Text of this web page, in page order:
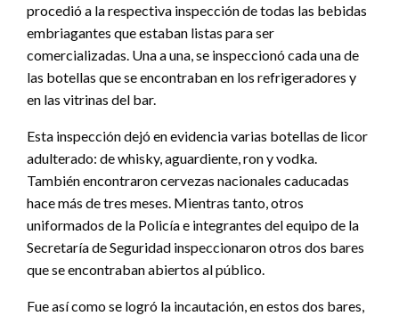
procedió a la respectiva inspección de todas las bebidas
embriagantes que estaban listas para ser
comercializadas. Una a una, se inspeccionó cada una de
las botellas que se encontraban en los refrigeradores y
en las vitrinas del bar.
Esta inspección dejó en evidencia varias botellas de licor
adulterado: de whisky, aguardiente, ron y vodka.
También encontraron cervezas nacionales caducadas
hace más de tres meses. Mientras tanto, otros
uniformados de la Policía e integrantes del equipo de la
Secretaría de Seguridad inspeccionaron otros dos bares
que se encontraban abiertos al público.
Fue así como se logró la incautación, en estos dos bares,